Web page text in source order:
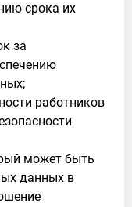
срока их
за
работников
может быть
данных в